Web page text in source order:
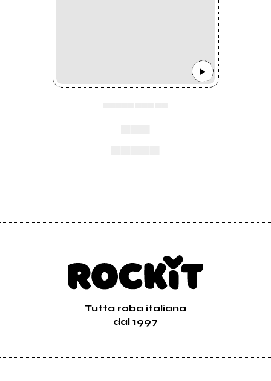
Tutta roba italiana
dal 1997